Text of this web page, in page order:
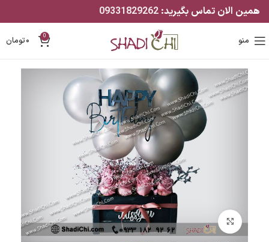
همین الان تماس بگیرید:
منو 0 ۰تومان
بزرگنمایی تصویر